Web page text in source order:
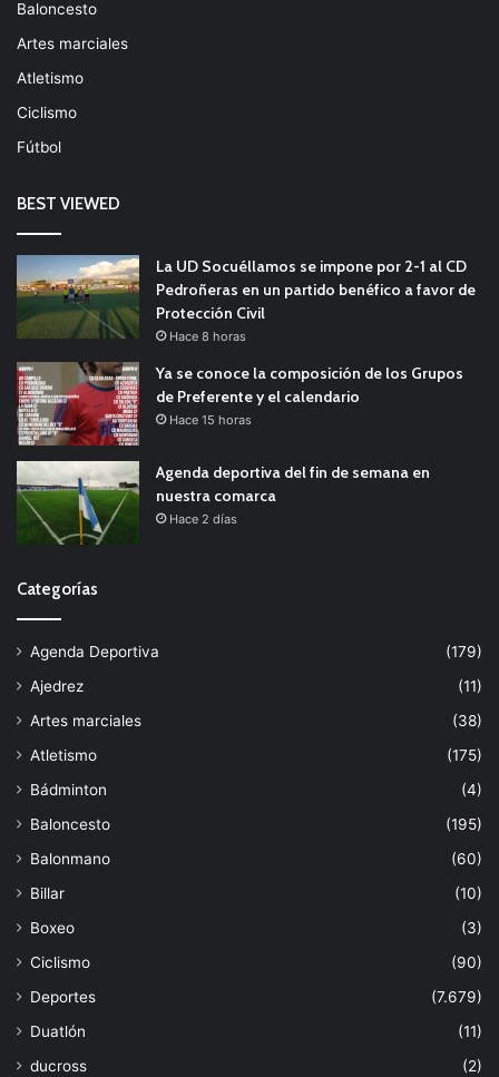
Baloncesto
Artes marciales
Atletismo
Ciclismo
Fútbol
BEST VIEWED
La UD Socuéllamos se impone por 2-1 al CD
Pedroñeras en un partido benéfico a favor de
Protección Civil
Hace 8 horas
Ya se conoce la composición de los Grupos
de Preferente y el calendario
Hace 15 horas
Agenda deportiva del fin de semana en
nuestra comarca
Hace 2 días
Categorías
Agenda Deportiva
(179)
Ajedrez
(11)
Artes marciales
(38)
Atletismo
(175)
Bádminton
(4)
Baloncesto
(195)
Balonmano
(60)
Billar
(10)
Boxeo
(3)
Ciclismo
(90)
Deportes
(7.679)
Duatlón
(11)
ducross
(2)